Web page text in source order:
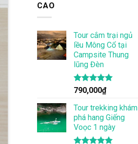
CAO
Tour cắm trại ngủ
lều Mông Cổ tại
Campsite Thung
lũng Đèn
Được xếp
hạng
5.00
5 sao
790,000₫
Tour trekking khám
phá hang Giếng
Voọc 1 ngày